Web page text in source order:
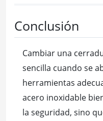
Conclusión
Cambiar una
sencilla cuando se
herramientas
acero inoxidable
la seguridad, sino